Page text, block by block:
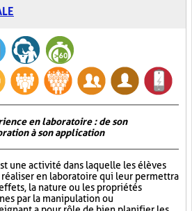
en laboratoire : de son
à son application
une activité dans laquelle les élèves
en laboratoire qui leur permettra
la nature ou les propriétés
par la manipulation ou